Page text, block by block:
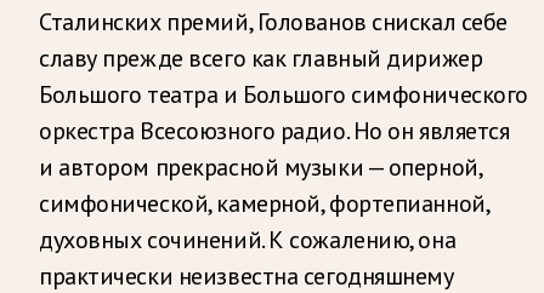
Сталинских премий, Голованов снискал себе
славу прежде всего как главный дирижер
Большого театра и Большого симфонического
оркестра Всесоюзного радио. Но он является
и автором прекрасной музыки — оперной,
симфонической, камерной, фортепианной,
духовных сочинений. К сожалению, она
практически неизвестна сегодняшнему